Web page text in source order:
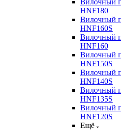
Вилочный
HNF180
Вилочный
HNF160S
Вилочный
HNF160
Вилочный
HNF150S
Вилочный
HNF140S
Вилочный
HNF135S
Вилочный
HNF120S
Ещё